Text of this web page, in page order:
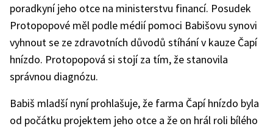
poradkyní jeho otce na ministerstvu financí. Posudek
Protopopové měl podle médií pomoci Babišovu synovi
vyhnout se ze zdravotních důvodů stíhání v kauze Čapí
hnízdo. Protopopová si stojí za tím, že stanovila
správnou diagnózu.
Babiš mladší nyní prohlašuje, že farma Čapí hnízdo byla
od počátku projektem jeho otce a že on hrál roli bílého